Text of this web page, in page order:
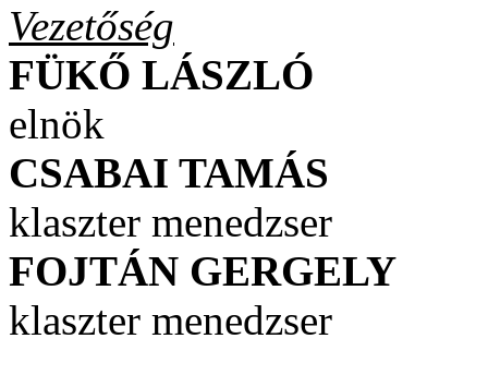
Vezetőség
FÜKŐ LÁSZLÓ
elnök
CSABAI TAMÁS
klaszter menedzser
FOJTÁN GERGELY
klaszter menedzser